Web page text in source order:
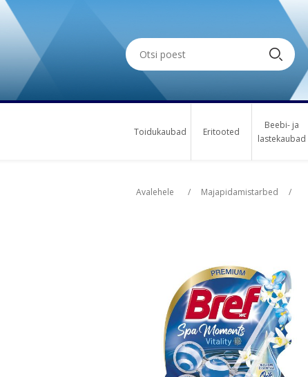
Toidukaubad Eritooted
Beebi- ja
lastekaubad
Avalehele / Majapidamistarbed /